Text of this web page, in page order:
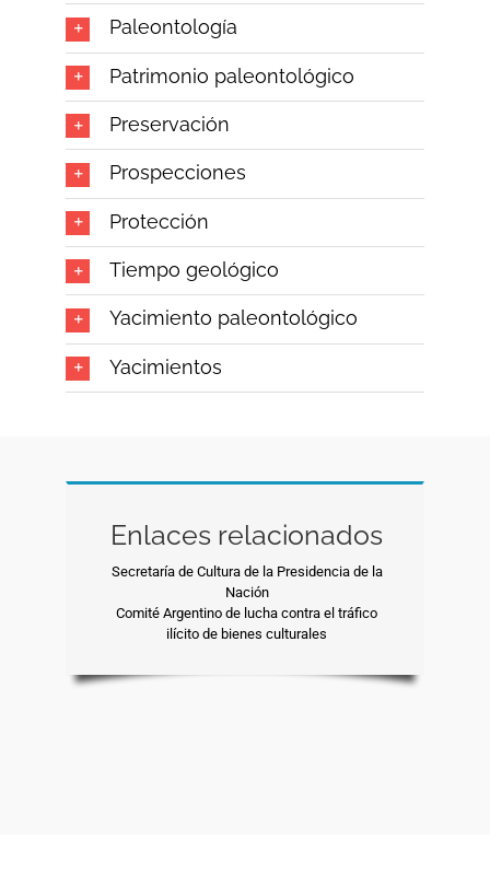
Paleontología
Patrimonio paleontológico
Preservación
Prospecciones
Protección
Tiempo geológico
Yacimiento paleontológico
Yacimientos
Enlaces relacionados
Secretaría de Cultura de la Presidencia de la
Nación
Comité Argentino de lucha contra el tráfico
ilícito de bienes culturales